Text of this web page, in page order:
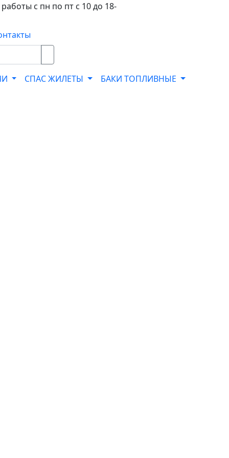
с пн по пт с 10 до 18-
СПАС ЖИЛЕТЫ БАКИ ТОПЛИВНЫЕ